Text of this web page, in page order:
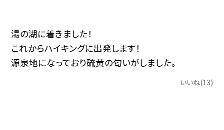
湯の湖に着きました！
これからハイキングに出発します！
源泉地になっており硫黄の匂いがしました。
いいね(13)